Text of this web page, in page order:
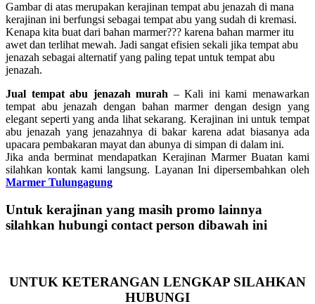
Gambar di atas merupakan kerajinan tempat abu jenazah di mana
kerajinan ini berfungsi sebagai tempat abu yang sudah di kremasi.
Kenapa kita buat dari bahan marmer??? karena bahan marmer itu
awet dan terlihat mewah. Jadi sangat efisien sekali jika tempat abu
jenazah sebagai alternatif yang paling tepat untuk tempat abu
jenazah.
Jual tempat abu jenazah murah – Kali ini kami menawarkan
tempat abu jenazah dengan bahan marmer dengan design yang
elegant seperti yang anda lihat sekarang. Kerajinan ini untuk tempat
abu jenazah yang jenazahnya di bakar karena adat biasanya ada
upacara pembakaran mayat dan abunya di simpan di dalam ini.
Jika anda berminat mendapatkan Kerajinan Marmer Buatan kami
silahkan kontak kami langsung. Layanan Ini dipersembahkan oleh
Marmer Tulungagung
Untuk kerajinan yang masih promo lainnya
silahkan hubungi contact person dibawah ini
UNTUK KETERANGAN LENGKAP SILAHKAN
HUBUNGI